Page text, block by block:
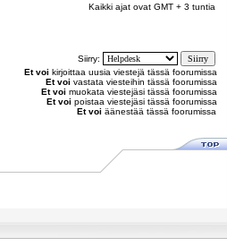
Kaikki ajat ovat GMT + 3 tuntia
Siirry:
Et voi kirjoittaa uusia viestejä tässä foorumissa
Et voi vastata viesteihin tässä foorumissa
Et voi muokata viestejäsi tässä foorumissa
Et voi poistaa viestejäsi tässä foorumissa
Et voi äänestää tässä foorumissa